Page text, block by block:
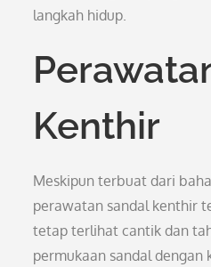
langkah hidup.
Kenthir
Meskipun terbuat dari
perawatan sandal kenthir
tetap terlihat cantik dan
permukaan sandal dengan